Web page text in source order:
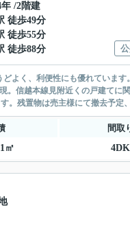
/2階建
徒歩49分
徒歩55分
徒歩88分
よく、利便性にも優れていま
。信越本線見附近くの戸建てに
。残置物は売主様にて撤去予定
間取
㎡ 4DK